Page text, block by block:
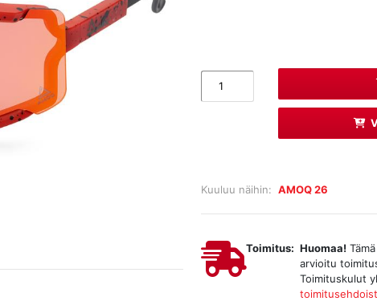
Kuuluu näihin: AMOQ 26
Toimitus: Huomaa!
arvioitu
Toimituskulut